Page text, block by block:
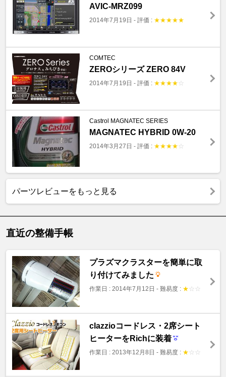
AVIC-MRZ099
2014年7月19日 - 評価 : ★★★★★
COMTEC
ZEROシリーズ ZERO 84V
2014年7月19日 - 評価 : ★★★★ ☆
Castrol MAGNATEC SERIES
MAGNATEC HYBRID 0W-20
2014年3月27日 - 評価 : ★★★★ ☆
パーツレビューをもっと見る
直近の整備手帳
プラズマクラスターを簡単に取
り付けてみました
作業日 : 2014年7月12日 - 難易度 : ★ ☆ ☆
clazzioコードレス・2席シート
ヒーターをRichに装着
作業日 : 2013年12月8日 - 難易度 : ★ ☆ ☆